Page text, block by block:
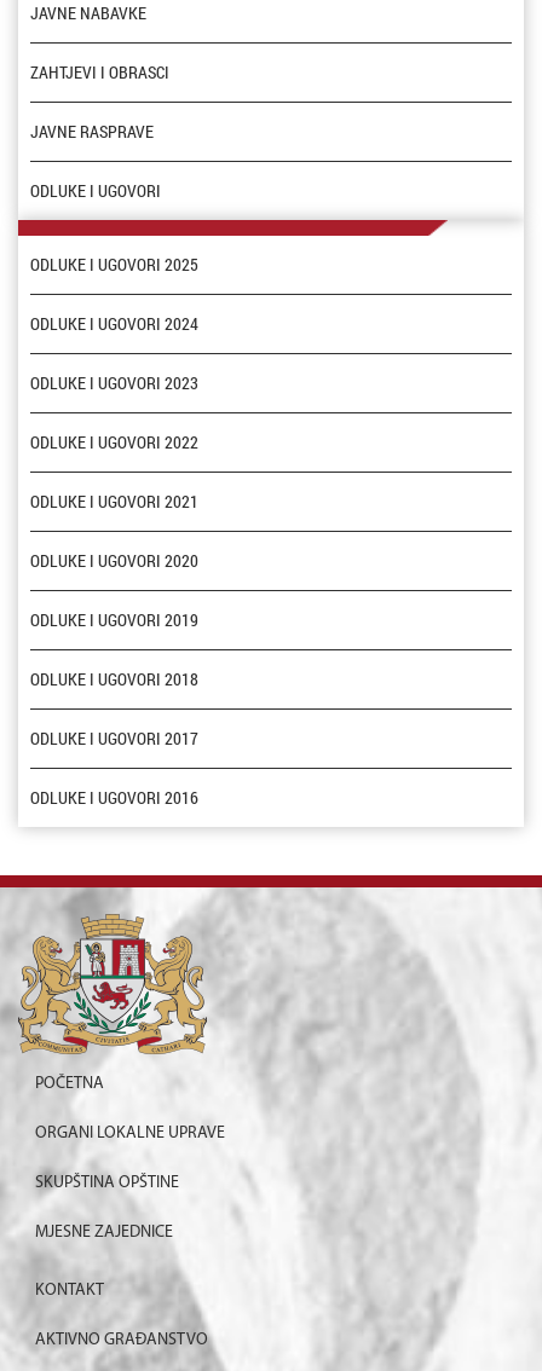
JAVNE NABAVKE
ZAHTJEVI I OBRASCI
JAVNE RASPRAVE
ODLUKE I UGOVORI
ODLUKE I UGOVORI 2025
ODLUKE I UGOVORI 2024
ODLUKE I UGOVORI 2023
ODLUKE I UGOVORI 2022
ODLUKE I UGOVORI 2021
ODLUKE I UGOVORI 2020
ODLUKE I UGOVORI 2019
ODLUKE I UGOVORI 2018
ODLUKE I UGOVORI 2017
ODLUKE I UGOVORI 2016
POČETNA
ORGANI LOKALNE UPRAVE
SKUPŠTINA OPŠTINE
MJESNE ZAJEDNICE
KONTAKT
AKTIVNO GRAĐANSTVO